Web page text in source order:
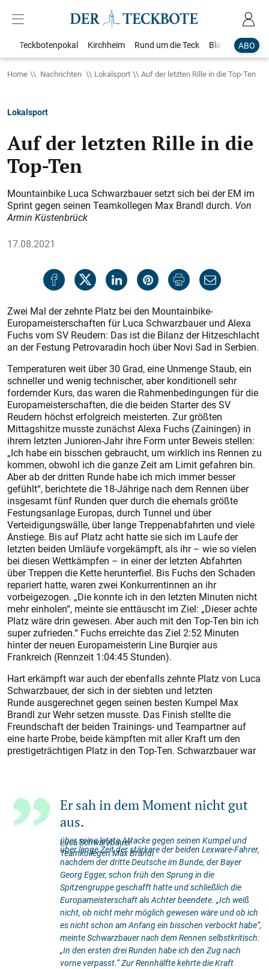
ABO
Teckbotenpokal Kirchheim Rund um die Teck Blaulicht
Home Nachrichten Lokalsport Auf der letzten Rille in die Top-Ten
Lokalsport
Auf der letzten Rille in die
Top-Ten
Mountainbike Luca Schwarzbauer setzt sich bei der EM im
Sprint gegen seinen Teamkollegen Max Brandl durch. Von
Armin Küstenbrück
17.08.2021
Zwei Mal der zehnte Platz bei den Mountainbike-
Europameisterschaften für Luca Schwarzbauer und Alexa
Fuchs vom SV Reudern: Das ist die Bilanz der Hitzeschlacht
an der Festung Petrovaradin hoch über Novi Sad in Serbien.
Temperaturen weit über 30 Grad, eine Unmenge Staub, ein
schneller und wenig technischer, aber konditionell sehr
fordernder Kurs, das waren die Rahmenbedingungen für die
Europameisterschaften, die die beiden Starter des SV
Reudern höchst erfolgreich meisterten. Zur größten
Mittagshitze musste zunächst Alexa Fuchs (Zainingen) in
ihrem letzten Junioren-Jahr ihre Form unter Beweis stellen:
„Ich habe ein bisschen gebraucht, um wirklich ins Rennen zu
kommen, obwohl ich die ganze Zeit am Limit gefahren bin.
Aber ab der dritten Runde habe ich mich immer besser
gefühlt“, berichtete die 18-Jährige nach dem Rennen über
insgesamt fünf Runden quer durch die ehemals größte
Festungsanlage Europas, durch Tunnel und über
Verteidigungswälle, über lange Treppenabfahrten und viele
Anstiege. Bis auf Platz acht hatte sie sich im Laufe der
letzten beiden Umläufe vorgekämpft, als ihr – wie so vielen
bei diesen Wettkämpfen – in einer der letzten Abfahrten
über Treppen die Kette herunterfiel. Bis Fuchs den Schaden
repariert hatte, waren zwei Konkurrentinnen an ihr
vorbeigezogen. „Die konnte ich in den letzten Minuten nicht
mehr einholen“, meinte sie enttäuscht im Ziel: „Dieser achte
Platz wäre drin gewesen. Aber auch mit den Top-Ten bin ich
super zufrieden.“ Fuchs erreichte das Ziel 2:52 Minuten
hinter der neuen Europameisterin Line Burqier aus
Frankreich (Rennzeit 1:04:45 Stunden).
Hart erkämpft war auch der ebenfalls zehnte Platz von Luca
Schwarzbauer, der sich in der siebten und letzten
Runde ausgerechnet gegen seinen besten Kumpel Max
Brandl zur Wehr setzen musste. Das Finish stellte die
Freundschaft der beiden Trainings- und Teampartner auf
eine harte Probe, beide kämpften mit aller Kraft um den
prestigeträchtigen Platz in den Top-Ten. Schwarzbauer war
Er sah in dem Moment nicht gut
aus.
Luca Schwarzbauer
über seine letzte Attacke gegen seinen Kumpel und
Teamkollegen Max Brandl
über lange Zeit der stärkere der beiden Lexware-Fahrer,
nachdem der dritte Deutsche im Bunde, der Bayer
Georg Egger, schon früh den Sprung in die
Spitzengruppe geschafft hatte und schließlich die
Europameisterschaft als Achter beendete. „Ich weiß
nicht, ob nicht mehr möglich gewesen wäre und ob ich
es nicht schon am Anfang ein bisschen verbockt habe“,
meinte Schwarzbauer nach dem Rennen selbstkritisch:
„In den ersten drei Runden habe ich den Zug nach
vorne verpasst.“ Zur Rennhälfte kehrte die Kraft